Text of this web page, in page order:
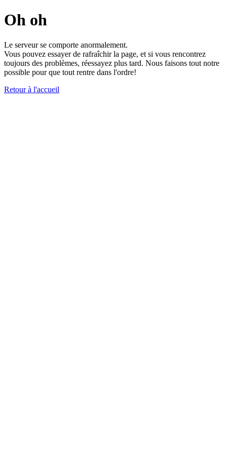
Oh oh
Le serveur se comporte anormalement.
Vous pouvez essayer de rafraîchir la page, et si vous rencontrez
toujours des problèmes, réessayez plus tard. Nous faisons tout notre
possible pour que tout rentre dans l'ordre!
Retour à l'accueil